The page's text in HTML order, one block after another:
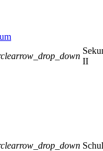
arrow_drop_down
II
arrow_drop_down